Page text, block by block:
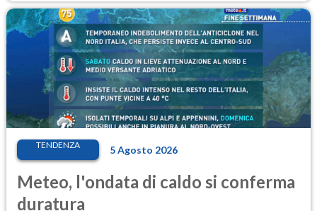
TENDENZA 5 Agosto 2026
Meteo, l'ondata di caldo si conferma
duratura